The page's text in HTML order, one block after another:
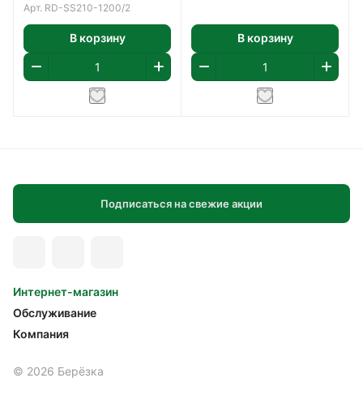
Арт. RD-SS210-1200/2
В корзину В корзину
Подписаться на свежие акции
Интернет-магазин
Обслуживание
Компания
© 2026 Берёзка